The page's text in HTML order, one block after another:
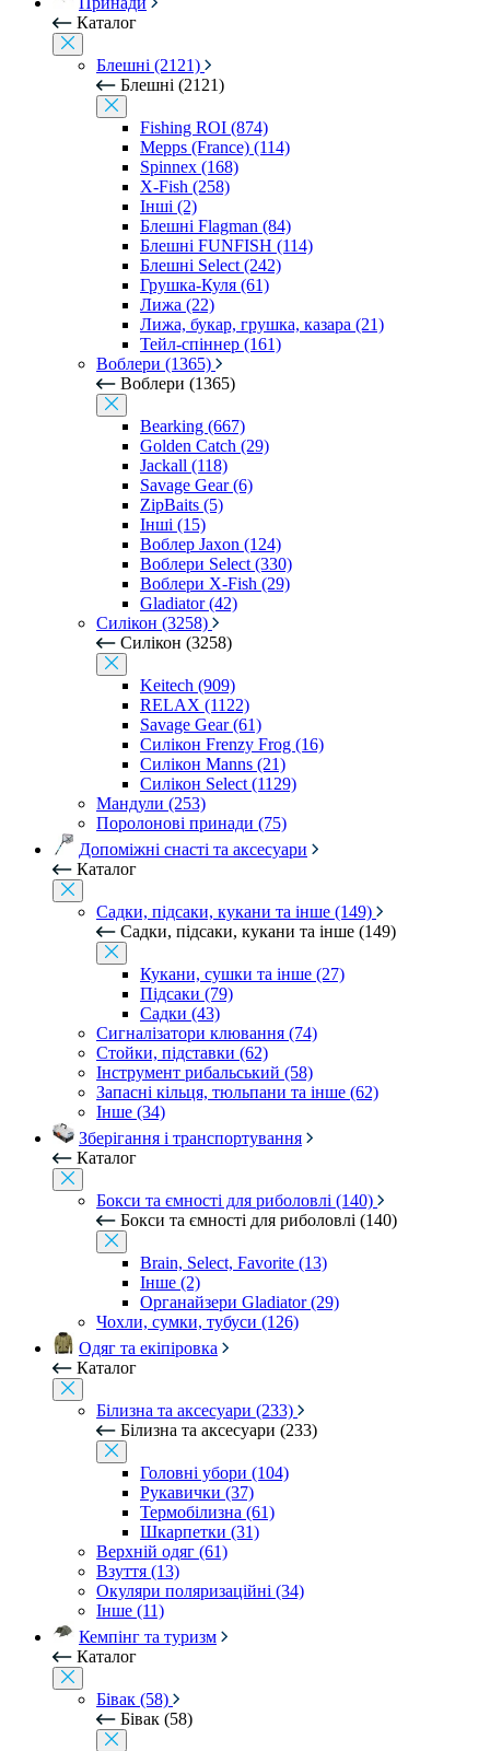
Каталог
Блешні (2121)
Блешні (2121)
Fishing ROI (874)
Mepps (France) (114)
Spinnex (168)
X-Fish (258)
Інші (2)
Блешні Flagman (84)
Блешні FUNFISH (114)
Блешні Select (242)
Грушка-Куля (61)
Лижа (22)
Лижа, букар, грушка, казара (21)
Тейл-спіннер (161)
Воблери (1365)
Воблери (1365)
Bearking (667)
Golden Catch (29)
Jackall (118)
Savage Gear (6)
ZipBaits (5)
Інші (15)
Воблер Jaxon (124)
Воблери Select (330)
Воблери X-Fish (29)
Gladiator (42)
Силікон (3258)
Силікон (3258)
Keitech (909)
RELAX (1122)
Savage Gear (61)
Силікон Frenzy Frog (16)
Силікон Manns (21)
Силікон Select (1129)
Мандули (253)
Поролонові принади (75)
Допоміжні снасті та аксесуари
Каталог
Садки, підсаки, кукани та інше (149)
Садки, підсаки, кукани та інше (149)
Кукани, сушки та інше (27)
Підсаки (79)
Садки (43)
Сигналізатори клювання (74)
Стойки, підставки (62)
Інструмент рибальський (58)
Запасні кільця, тюльпани та інше (62)
Інше (34)
Зберігання і транспортування
Каталог
Бокси та ємності для риболовлі (140)
Бокси та ємності для риболовлі (140)
Brain, Select, Favorite (13)
Інше (2)
Органайзери Gladiator (29)
Чохли, сумки, тубуси (126)
Одяг та екіпіровка
Каталог
Білизна та аксесуари (233)
Білизна та аксесуари (233)
Головні убори (104)
Рукавички (37)
Термобілизна (61)
Шкарпетки (31)
Верхній одяг (61)
Взуття (13)
Окуляри поляризаційні (34)
Інше (11)
Кемпінг та туризм
Каталог
Бівак (58)
Бівак (58)